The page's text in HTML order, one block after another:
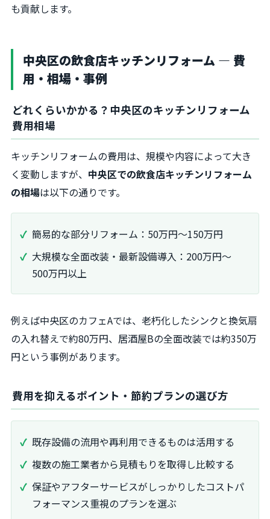
も貢献します。
中央区の飲食店キッチンリフォーム ― 費
用・相場・事例
どれくらいかかる？中央区のキッチンリフォーム
費用相場
キッチンリフォームの費用は、規模や内容によって大き
く変動しますが、 中央区での飲食店キッチンリフォーム
の相場は以下の通りです。
簡易的な部分リフォーム：50万円～150万円
大規模な全面改装・最新設備導入：200万円～
500万円以上
例えば中央区のカフェAでは、老朽化したシンクと換気扇
の入れ替えで約80万円、居酒屋Bの全面改装では約350万
円という事例があります。
費用を抑えるポイント・節約プランの選び方
既存設備の流用や再利用できるものは活用する
複数の施工業者から見積もりを取得し比較する
保証やアフターサービスがしっかりしたコストパ
フォーマンス重視のプランを選ぶ